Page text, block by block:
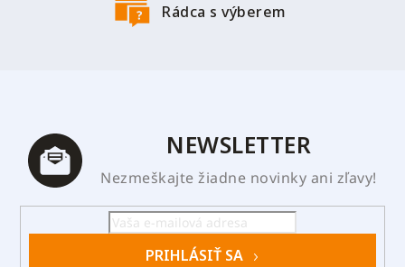
Rádca s výberem
NEWSLETTER
Nezmeškajte žiadne novinky ani zľavy!
PRIHLÁSIŤ SA